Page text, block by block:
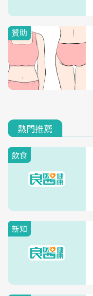
熱門推薦
飲食
新知